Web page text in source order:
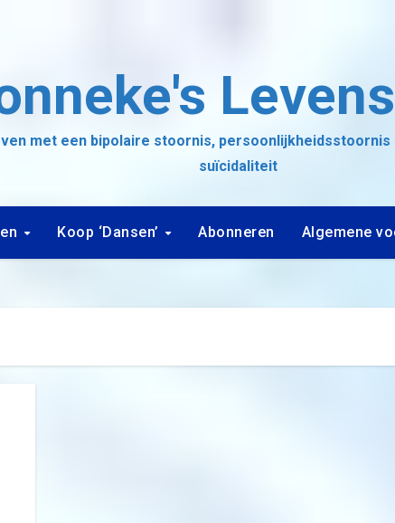
met een bipolaire stoornis, persoonlijkheidsstoornis
suïcidaliteit
Koop ‘Dansen’ Abonneren Algemene